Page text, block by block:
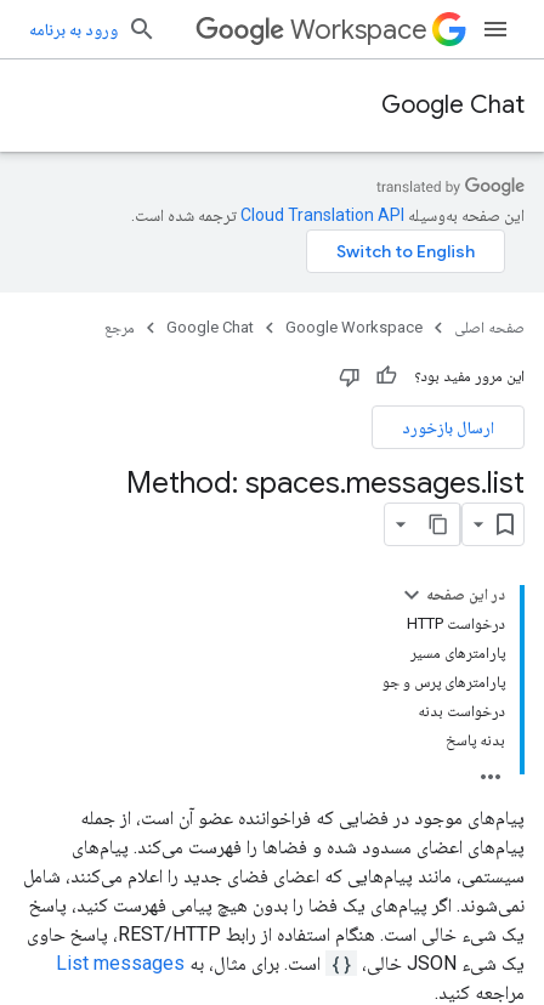
Workspace ورود به برنامه
Google Chat
این صفحه به‌وسیله ترجمه شده است.
صفحه اصلی Google Workspace
Google Chat مرجع
این مرور مفید بود؟
ارسال بازخورد
Method: spaces.messages.list
در این صفحه
درخواست HTTP
پارامترهای مسیر
پارامترهای پرس و جو
درخواست بدنه
بدنه پاسخ
پیام‌های موجود در فضایی که فراخواننده عضو آن است، از جمله
پیام‌های اعضای مسدود شده و فضاها را فهرست می‌کند. پیام‌های
سیستمی، مانند پیام‌هایی که اعضای فضای جدید را اعلام می‌کنند، شامل
نمی‌شوند. اگر پیام‌های یک فضا را بدون هیچ پیامی فهرست کنید، پاسخ
یک شیء خالی است. هنگام استفاده از رابط REST/HTTP، پاسخ حاوی
یک شیء JSON خالی،
{} است. برای مثال، به List messages
مراجعه کنید.